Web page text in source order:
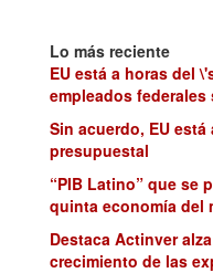
Lo más reciente
EU está a horas del
empleados
Sin acuerdo, EU
presupuestal
“PIB Latino” que se
quinta economía del
Destaca Actinver
crecimiento de las